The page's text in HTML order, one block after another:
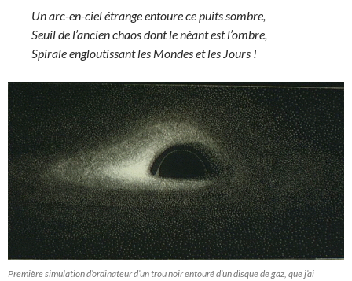
Un arc-en-ciel étrange entoure ce puits sombre,
Seuil de l’ancien chaos dont le néant est l’ombre,
Spirale engloutissant les Mondes et les Jours !
Première simulation d’ordinateur d’un trou noir entouré d’un disque de gaz, que j’ai